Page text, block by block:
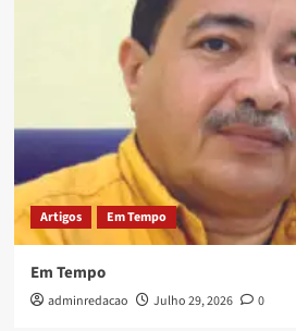
Artigos Em Tempo
Em Tempo
adminredacao Julho 29, 2026 0